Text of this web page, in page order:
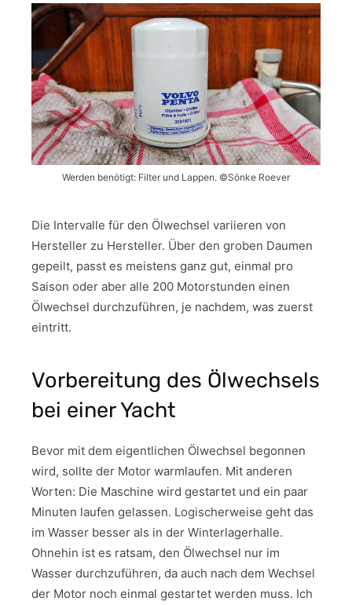
Werden benötigt: Filter und Lappen. ©Sönke Roever
Die Intervalle für den Ölwechsel variieren von
Hersteller zu Hersteller. Über den groben Daumen
gepeilt, passt es meistens ganz gut, einmal pro
Saison oder aber alle 200 Motorstunden einen
Ölwechsel durchzuführen, je nachdem, was zuerst
eintritt.
Vorbereitung des Ölwechsels
bei einer Yacht
Bevor mit dem eigentlichen Ölwechsel begonnen
wird, sollte der Motor warmlaufen. Mit anderen
Worten: Die Maschine wird gestartet und ein paar
Minuten laufen gelassen. Logischerweise geht das
im Wasser besser als in der Winterlagerhalle.
Ohnehin ist es ratsam, den Ölwechsel nur im
Wasser durchzuführen, da auch nach dem Wechsel
der Motor noch einmal gestartet werden muss. Ich